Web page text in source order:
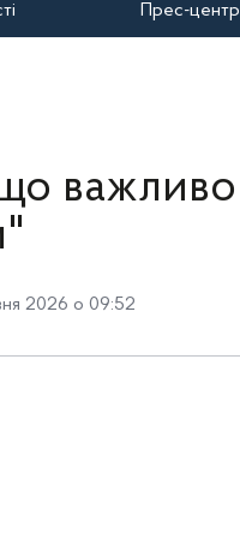
Прес-центр
що важливо
2026 о 09:52